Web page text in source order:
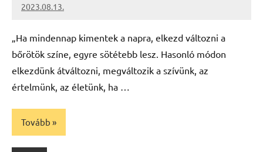
2023.08.13.
kovacs.agi
„Ha mindennap kimentek a napra, elkezd változni a
bőrötök színe, egyre sötétebb lesz. Hasonló módon
elkezdünk átváltozni, megváltozik a szívünk, az
értelmünk, az életünk, ha …
Tovább